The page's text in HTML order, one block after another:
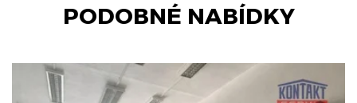
PODOBNÉ NABÍDKY